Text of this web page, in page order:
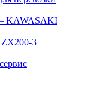
KAWASAKI
3